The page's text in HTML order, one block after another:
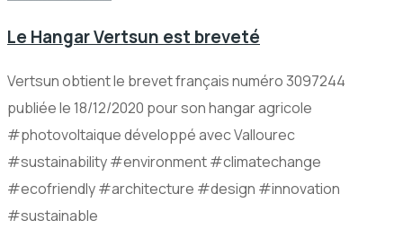
Le Hangar Vertsun est breveté
Vertsun obtient le brevet français numéro 3097244
publiée le 18/12/2020 pour son hangar agricole
#photovoltaique développé avec Vallourec
#sustainability #environment #climatechange
#ecofriendly #architecture #design #innovation
#sustainable